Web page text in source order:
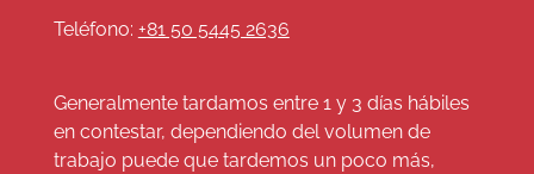
Teléfono: +81 50 5445 2636
Generalmente tardamos entre 1 y 3 días hábiles
en contestar, dependiendo del volumen de
trabajo puede que tardemos un poco más,